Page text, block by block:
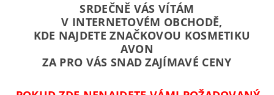
SRDEČNĚ VÁS VÍTÁM
V INTERNETOVÉM OBCHODĚ,
KDE NAJDETE ZNAČKOVOU KOSMETIKU
AVON
ZA PRO VÁS SNAD ZAJÍMAVÉ CENY